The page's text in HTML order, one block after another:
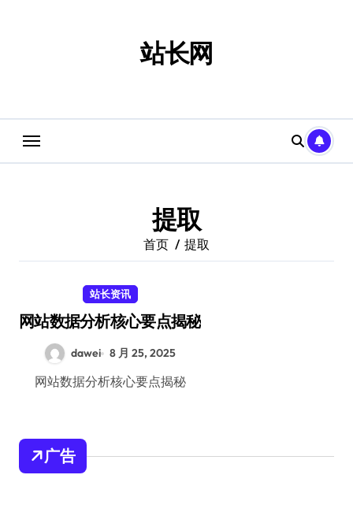
站长网
提取
首页 提取
站长资讯
网站数据分析核心要点揭秘
dawei 8 月 25, 2025
网站数据分析核心要点揭秘
广告